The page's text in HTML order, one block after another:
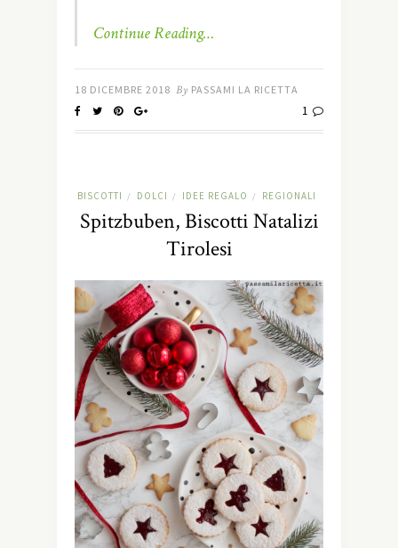
Continue Reading…
18 DICEMBRE 2018 By PASSAMI LA RICETTA
1
BISCOTTI / DOLCI / IDEE REGALO / REGIONALI
Spitzbuben, Biscotti Natalizi
Tirolesi